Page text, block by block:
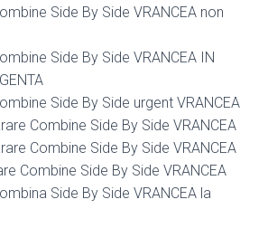
Side By Side VRANCEA non
Side By Side VRANCEA IN
Side By Side urgent VRANCEA
Combine Side By Side VRANCEA
Combine Side By Side VRANCEA
Combine Side By Side VRANCEA
Side By Side VRANCEA la